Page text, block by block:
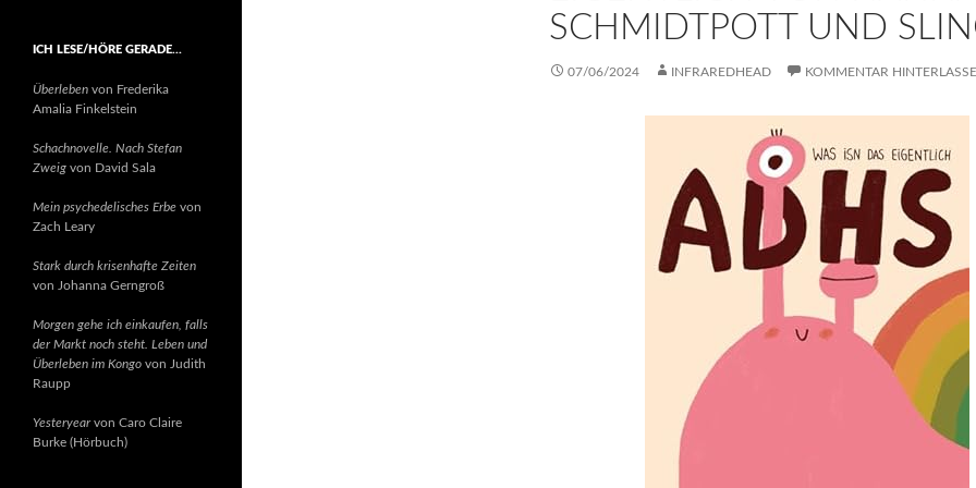
SCHMIDTPOTT UND
07/06/2024 INFRAREDHEAD KOMMENTAR
ICH LESE/HÖRE GERADE…
Überleben von Frederika
Amalia Finkelstein
Schachnovelle. Nach Stefan
Zweig von David Sala
Mein psychedelisches Erbe von
Zach Leary
Stark durch krisenhafte Zeiten
von Johanna Gerngroß
Morgen gehe ich einkaufen, falls
der Markt noch steht. Leben und
Überleben im Kongo von Judith
Raupp
Yesteryearvon Caro Claire
Burke (Hörbuch)